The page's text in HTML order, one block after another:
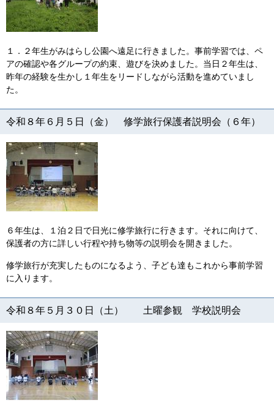
１．２年生がみはらし公園へ遠足に行きました。事前学習では、ペ
アの確認や各グループの約束、遊びを決めました。当日 ２年生は、
昨年の経験を生かし１年生をリードしながら活動を進めていまし
た。
令和８年６月５日（金） 修学旅行保護者説明会（６年）
６年生は、１泊２日で日光に修学旅行に行きます。それに向けて、
保護者の方に詳しい行程や持ち物等の説明会を開きました。
修学旅行が充実したものになるよう、子ども達もこれから事前学習
に入ります。
令和８年５月３０日（土） 土曜参観 学校説明会